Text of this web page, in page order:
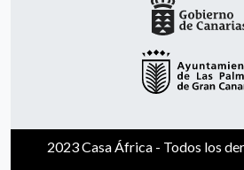
2023 Casa África - Todos los